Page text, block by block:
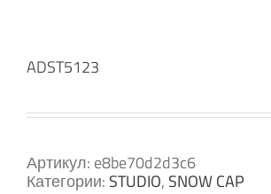
ADST5123
Артикул: e8be70d2d3c6
Категории: STUDIO, SNOW CAP